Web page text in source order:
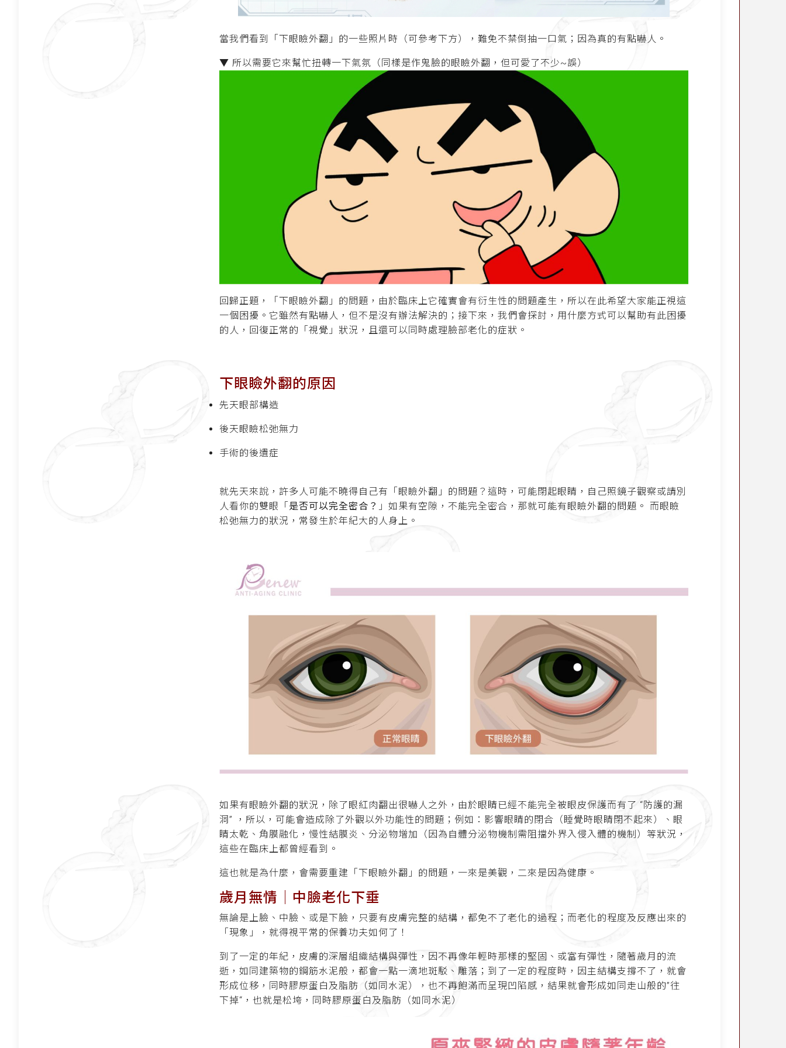
當我們看到「下眼瞼外翻」的一些照片時（可參考下方），難免不禁倒抽一口氣；因為真的有點嚇人。
▼ 所以需要它來幫忙扭轉一下氣氛（同樣是作鬼臉的眼瞼外翻，但可愛了不少~誤）
回歸正題，「下眼瞼外翻」的問題，由於臨床上它確實會有衍生性的問題產生，所以在此希望大家能正視這
一個困擾。它雖然有點嚇人，但不是沒有辦法解決的；接下來，我們會探討，用什麼方式可以幫助有此困擾
的人，回復正常的「視覺」狀況，且還可以同時處理臉部老化的症狀。
下眼瞼外翻的原因
先天眼部構造
後天眼瞼松弛無力
手術的後遺症
就先天來說，許多人可能不曉得自己有「眼瞼外翻」的問題？這時，可能閉起眼睛，自己照鏡子觀察或請別
人看你的雙眼「 是否可以完全密合？ 」如果有空隙，不能完全密合，那就可能有眼瞼外翻的問題。 而眼瞼
松弛無力的狀況，常發生於年紀大的人身上。
如果有眼瞼外翻的狀況，除了眼紅肉翻出很嚇人之外，由於眼睛已經不能完全被眼皮保護而有了 “防護的漏
洞” ，所以，可能會造成除了外觀以外功能性的問題；例如：影響眼睛的閉合（睡覺時眼睛閉不起來）、眼
睛太乾、角膜融化，慢性結膜炎、分泌物增加（因為自體分泌物機制需阻擋外界入侵入體的機制）等狀況，
這些在臨床上都曾經看到。
這也就是為什麼，會需要重建「下眼瞼外翻」的問題，一來是美觀，二來是因為健康。
歲月無情│中臉老化下垂
無論是上臉、中臉、或是下臉，只要有皮膚完整的結構，都免不了老化的過程；而老化的程度及反應出來的
「現象」，就得視平常的保養功夫如何了！
到了一定的年紀，皮膚的深層組織結構與彈性，因不再像年輕時那樣的堅固、或富有彈性，隨著歲月的流
逝，如同建築物的鋼筋水泥般，都會一點一滴地斑駁、雕落；到了一定的程度時，因主結構支撐不了，就會
形成位移，同時膠原蛋白及脂肪（如同水泥），也不再飽滿而呈現凹陷感，結果就會形成如同走山般的”往
下掉“，也就是松垮，同時膠原蛋白及脂肪（如同水泥）